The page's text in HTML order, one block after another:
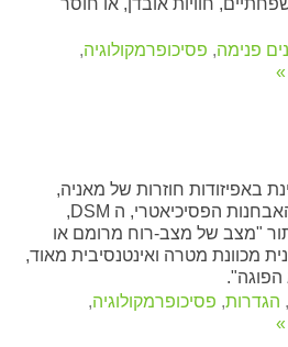
חוויות אובדן, או חוסר
פנימה, פסיכופרמקולוגיה,
»
באפיזודות חוזרות של מאניה,
היפומאניה ודיכאון. ספר האבחנות הפסיכיאטרי, ה DSM,
"מצב של מצב-רוח מרומם או
מכוונת מטרה ואינטנסיבית מאוד,
, הגדרות, פסיכופרמקולוגיה,
»